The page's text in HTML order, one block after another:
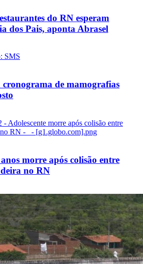
do RN esperam
dos Pais, aponta Abrasel
de mamografias
morre após colisão entre
no RN